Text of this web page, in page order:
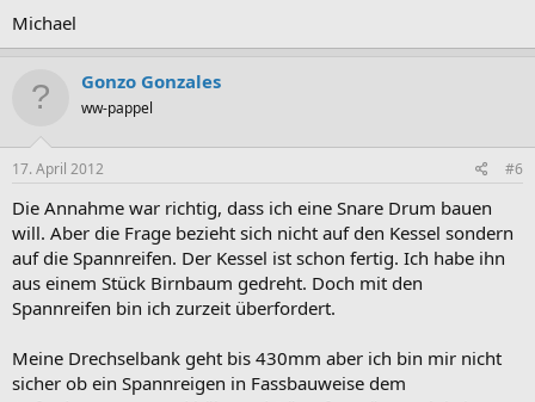
Michael
Gonzo Gonzales
ww-pappel
17. April 2012 #6
Die Annahme war richtig, dass ich eine Snare Drum bauen
will. Aber die Frage bezieht sich nicht auf den Kessel sondern
auf die Spannreifen. Der Kessel ist schon fertig. Ich habe ihn
aus einem Stück Birnbaum gedreht. Doch mit den
Spannreifen bin ich zurzeit überfordert.
Meine Drechselbank geht bis 430mm aber ich bin mir nicht
sicher ob ein Spannreigen in Fassbauweise dem